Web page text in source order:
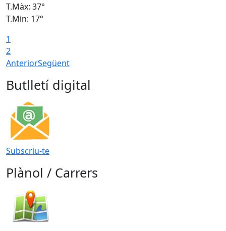
T.Màx: 37°
T.Min: 17°
1
2
AnteriorSegüent
Butlletí digital
Subscriu-te
Plànol / Carrers